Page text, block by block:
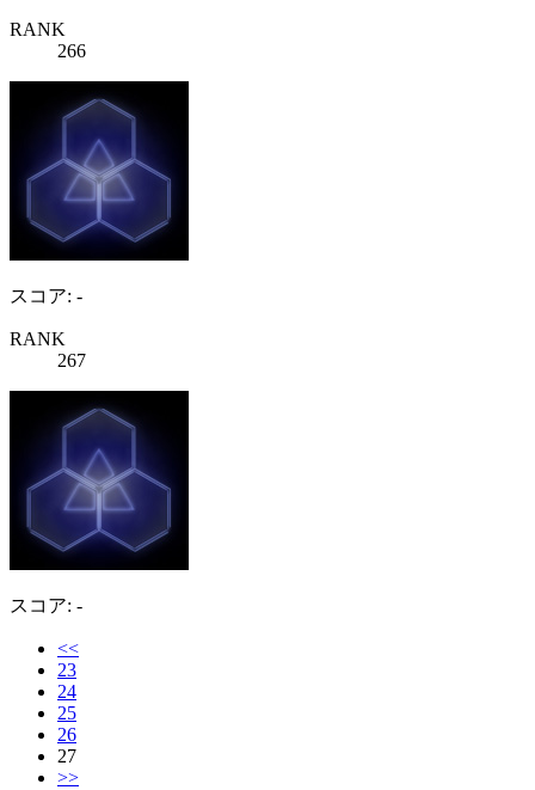
RANK
266
スコア: -
RANK
267
スコア: -
<<
23
24
25
26
27
>>